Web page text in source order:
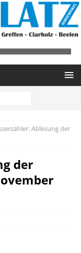
Ablesung der
der